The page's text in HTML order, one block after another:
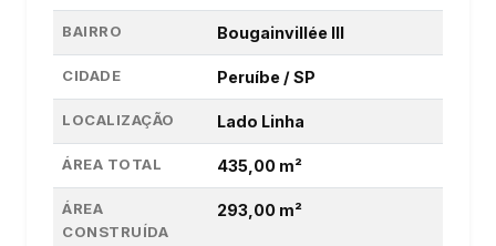
BAIRRO Bougainvillée III
CIDADE Peruíbe / SP
LOCALIZAÇÃO Lado Linha
ÁREA TOTAL 435,00 m²
ÁREA
CONSTRUÍDA
293,00 m²